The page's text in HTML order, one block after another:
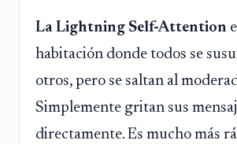
La Lightning Self-Attention
habitación donde todos se
otros, pero se saltan al
Simplemente gritan sus
directamente. Es mucho más